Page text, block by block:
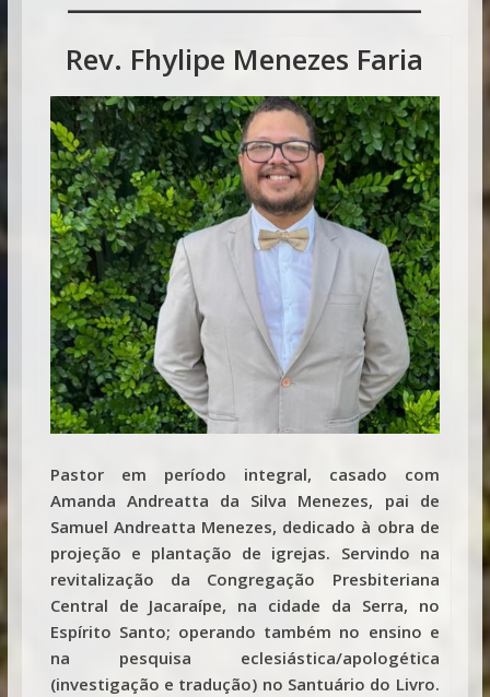
Rev. Fhylipe Menezes Faria
Pastor em período integral, casado com
Amanda Andreatta da Silva Menezes, pai de
Samuel Andreatta Menezes, dedicado à obra de
projeção e plantação de igrejas. Servindo na
revitalização da Congregação Presbiteriana
Central de Jacaraípe, na cidade da Serra, no
Espírito Santo; operando também no ensino e
na pesquisa eclesiástica/apologética
(investigação e tradução) no Santuário do Livro.